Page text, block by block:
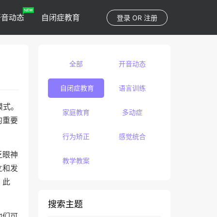
登录 OR 注册
动态 自闭症教育
。
重要
眼神
和发
此
全部 开音动态
自闭症教育 语言训练
家庭教育 多动症
行为矫正 感觉统合
教学教案
搜索主题